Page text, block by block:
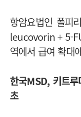
항암요법인 폴
leucovorin + 5-
역에서 급여 확대
한국MSD, 키트
초